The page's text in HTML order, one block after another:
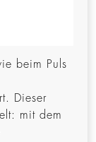
beim Puls
Dieser
mit dem